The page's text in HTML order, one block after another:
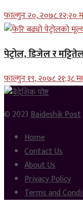
फाल्गुन २०, २०७८ १२;२०
पेट्रोल, डिजेल र
फाल्गुन १९, २०७८ २१;३८
© 2023Baideshik Post
Home
Contact Us
About Us
Privacy Policy
Terms and